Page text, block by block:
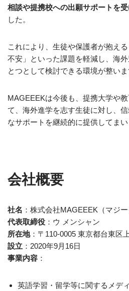
相談や提携校への出願サポートを
した。
これにより、生徒や保護者が抱え
不安」といった課題を軽減し、海
とつとして検討できる環境が整いま
MAGEEEKは今後も、提携大学や
て、海外進学を志す生徒に対し、
なサポートを継続的に提供してまい
会社概要
社名 ：株式会社MAGEEEK（マジー
代表取締役 ：ウ メンシャン
所在地：〒110-0005 東京都台東区
設立 ：2020年9月16日
事業内容 ：
英語学習・留学等に関するメデ